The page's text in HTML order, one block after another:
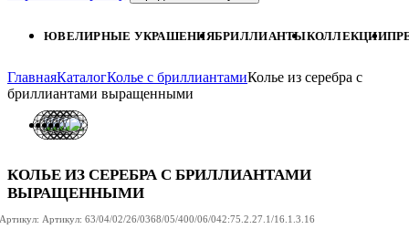
ЮВЕЛИРНЫЕ УКРАШЕНИЯБРИЛЛИАНТЫКОЛЛЕКЦИИ
ГлавнаяКаталогКолье с бриллиантамиКолье из серебра с
бриллиантами выращенными
КОЛЬЕ ИЗ СЕРЕБРА С БРИЛЛИАНТАМИ
ВЫРАЩЕННЫМИ
Артикул: Артикул: 63/04/02/26/0368/05/400/06/042:75.2.27.1/16.1.3.16